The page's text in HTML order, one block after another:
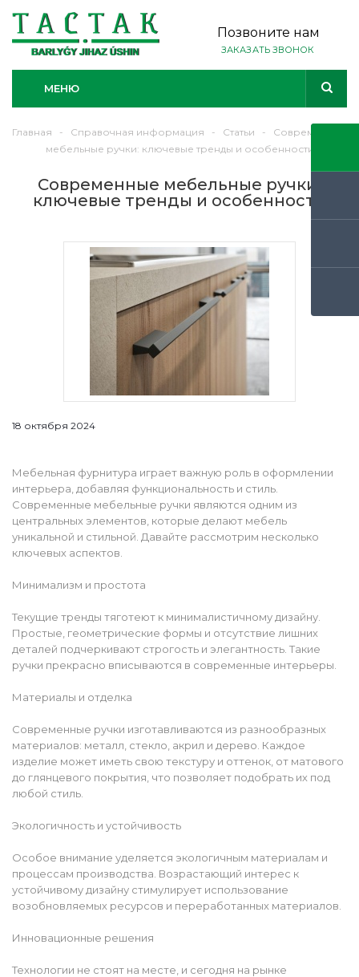
Позвоните нам
ЗАКАЗАТЬ ЗВОНОК
МЕНЮ
Главная - Справочная информация - Статьи -
Современные
мебельные ручки: ключевые тренды и особенности
Современные мебельные ручки:
ключевые тренды и особенности
18 октября 2024
Мебельная фурнитура играет важную роль в оформлении
интерьера, добавляя функциональность и стиль.
Современные мебельные ручки являются одним из
центральных элементов, которые делают мебель
уникальной и стильной. Давайте рассмотрим несколько
ключевых аспектов.
Минимализм и простота
Текущие тренды тяготеют к минималистичному дизайну.
Простые, геометрические формы и отсутствие лишних
деталей подчеркивают строгость и элегантность. Такие
ручки прекрасно вписываются в современные интерьеры.
Материалы и отделка
Современные ручки изготавливаются из разнообразных
материалов: металл, стекло, акрил и дерево. Каждое
изделие может иметь свою текстуру и оттенок, от матового
до глянцевого покрытия, что позволяет подобрать их под
любой стиль.
Экологичность и устойчивость
Особое внимание уделяется экологичным материалам и
процессам производства. Возрастающий интерес к
устойчивому дизайну стимулирует использование
возобновляемых ресурсов и переработанных материалов.
Инновационные решения
Технологии не стоят на месте, и сегодня на рынке